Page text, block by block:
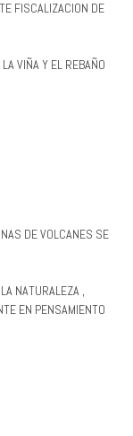
FISCALIZACION DE
VIÑA Y EL REBAÑO
DE VOLCANES SE
NATURALEZA ,
EN PENSAMIENTO